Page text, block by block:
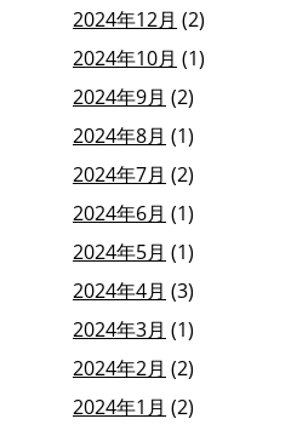
2024年12月 (2)
2024年10月 (1)
2024年9月 (2)
2024年8月 (1)
2024年7月 (2)
2024年6月 (1)
2024年5月 (1)
2024年4月 (3)
2024年3月 (1)
2024年2月 (2)
2024年1月 (2)